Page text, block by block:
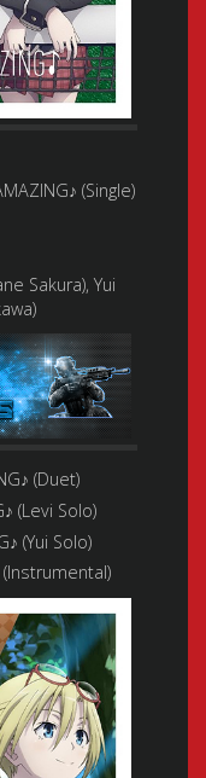
(Single)
Sakura), Yui
(Duet)
(Levi Solo)
(Yui Solo)
(Instrumental)